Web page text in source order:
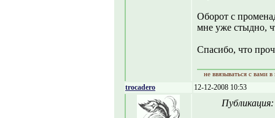
Оборот с
мне уже стыдно,
Спасибо, что
не ввязываться с вами
trocadero 12-12-2008 10:53